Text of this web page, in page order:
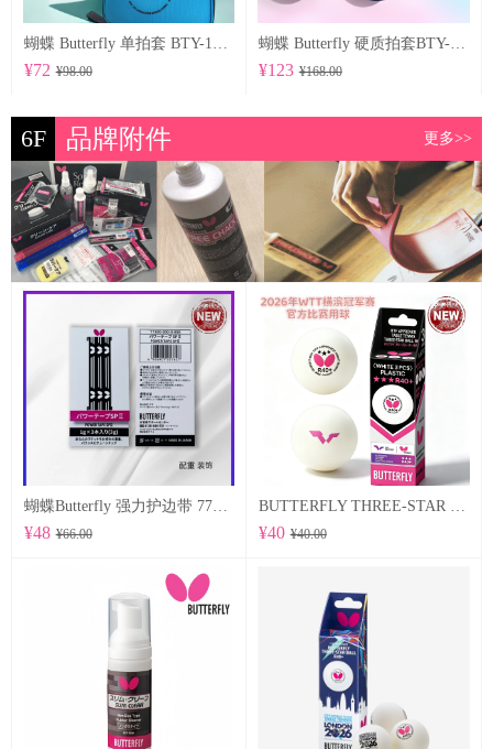
¥72 ¥98.00
蝴蝶 Butterfly 硬质拍套BTY-1029
¥123 ¥168.00
6F 品牌附件 更多>>
蝴蝶Butterfly 强力护边带 77500 POWER TAPE SP Ⅱ
¥48 ¥66.00 ¥40 ¥40.00